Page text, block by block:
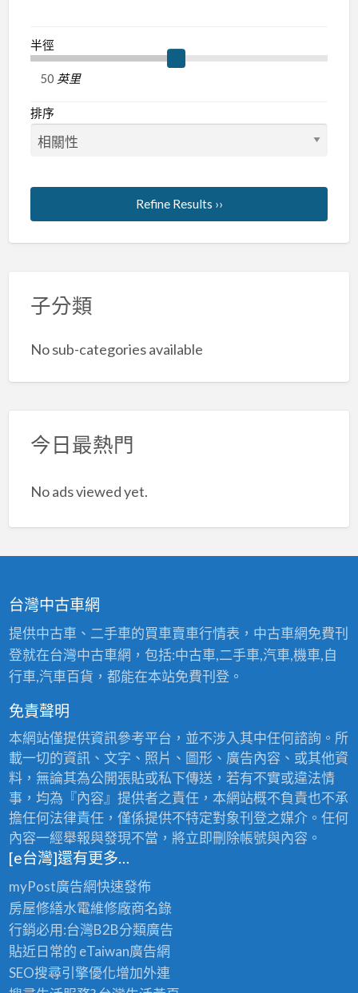
半徑
英里
排序
Refine Results ››
子分類
No sub-categories available
今日最熱門
No ads viewed yet.
台灣中古車網
提供中古車、二手車的買車賣車行情表，中古車網免費刊
登就在台灣中古車網，包括:中古車,二手車,汽車,機車,自
行車,汽車百貨，都能在本站免費刊登。
免責聲明
本網站僅提供資訊參考平台，並不涉入其中任何諮詢。所
載一切的資訊、文字、照片、圖形、廣告內容、或其他資
料，無論其為公開張貼或私下傳送，若有不實或違法情
事，均為『內容』提供者之責任，本網站概不負責也不承
擔任何法律責任，僅係提供不特定對象刊登之媒介。任何
內容一經舉報與發現不當，將立即刪除帳號與內容。
[e台灣]還有更多…
myPost廣告網快速發佈
房屋修繕水電維修廠商名錄
行銷必用:台灣B2B分類廣告
貼近日常的 eTaiwan廣告網
SEO搜尋引擎優化增加外連